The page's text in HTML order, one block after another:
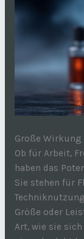
Große
Ob für Arbeit,
haben das
Sie stehen für
Größe oder
Art, wie sie